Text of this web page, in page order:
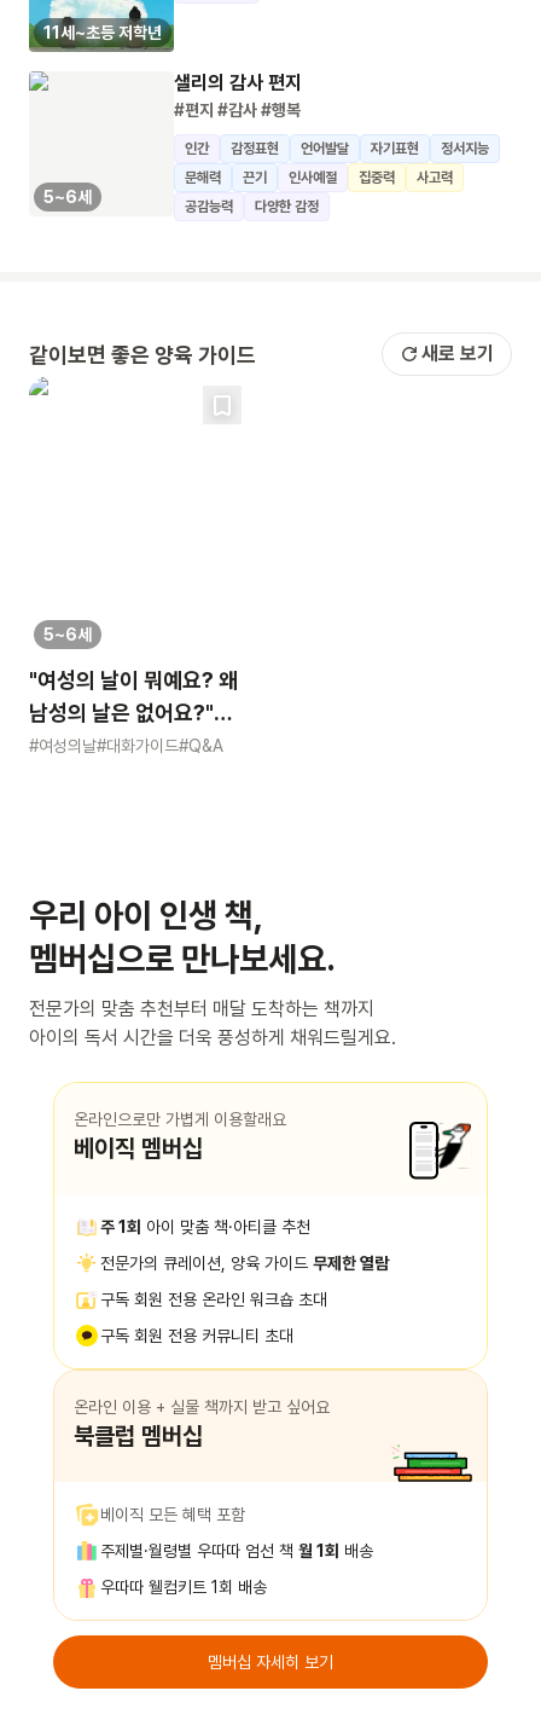
11세~초등 저학년
5~6세
샐리의 감사 편지
#편지 #감사#행복
인간 감정표현 언어발달 자기표현
정서지능
문해력
끈기 인사예절 집중력
사고력
공감능력
다양한 감정
같이보면 좋은 양육 가이드 새로 보기
5~6세
"여성의 날이 뭐예요? 왜
남성의 날은 없어요?"
묻는 어린이에게 이렇게
#여성의날#대화가이드#Q&A
우리 아이 인생 책,
멤버십으로 만나보세요.
전문가의 맞춤 추천부터 매달 도착하는 책까지
아이의 독서 시간을 더욱 풍성하게 채워드릴게요.
온라인으로만 가볍게 이용할래요
베이직 멤버십
주 1회 아이 맞춤 책·아티클 추천
전문가의 큐레이션, 양육 가이드 무제한 열람
구독 회원 전용 온라인 워크숍 초대
구독 회원 전용 커뮤니티 초대
온라인 이용 + 실물 책까지 받고 싶어요
북클럽 멤버십
베이직 모든 혜택 포함
주제별·월령별 우따따 엄선 책 월 1회 배송
우따따 웰컴키트 1회 배송
멤버십 자세히 보기